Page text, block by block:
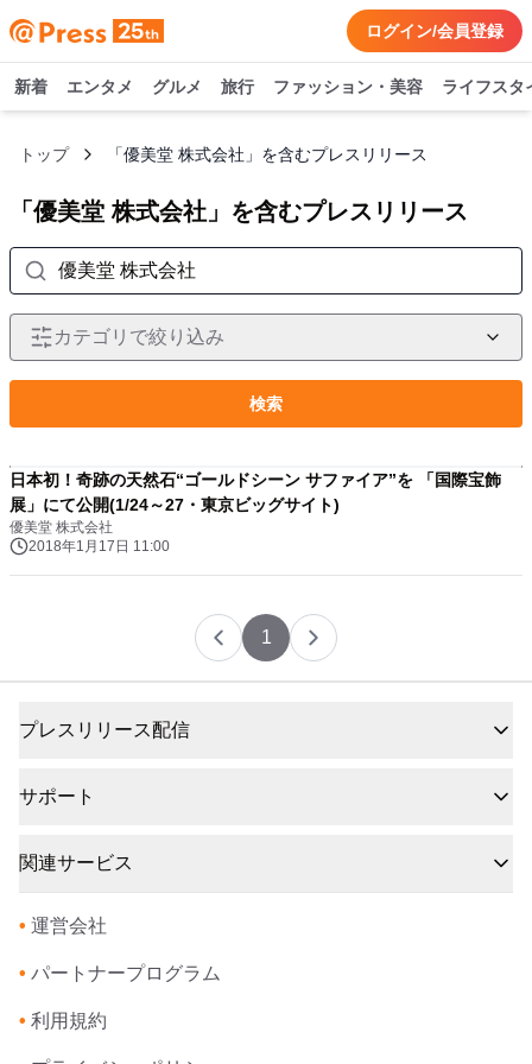
ログイン/会員登録
新着 エンタメ グルメ 旅行 ファッション・美容 ライフスタ
トップ 「優美堂 株式会社」を含むプレスリリース
「優美堂 株式会社」を含むプレスリリース
カテゴリで絞り込み
検索
日本初！奇跡の天然石“ゴールドシーン サファイア”を 「国際宝飾
展」にて公開(1/24～27・東京ビッグサイト)
優美堂 株式会社
2018年1月17日 11:00
1
プレスリリース配信
サポート
関連サービス
• 運営会社
• パートナープログラム
• 利用規約